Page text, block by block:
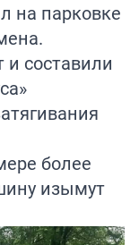
на парковке
составили
более
изымут